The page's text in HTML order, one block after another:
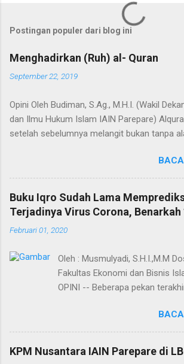
Postingan populer dari blog ini
Menghadirkan (Ruh) al- Quran
September 22, 2019
Opini Oleh Budiman, S.Ag., M.H.I. (Wakil
dan Ilmu Hukum Islam IAIN Parepare)
setelah sebelumnya melangit bukan tanpa
hudan (panduan) bagi segenap manusia
kehidupannya. Selain itu, Alquran adalah
(cahaya). Kedua terma ini menunjuk pada
Alquran yang dapat bermakna "cahaya" yang
langit, hati, bahkan semesta. Agaknya tidak
dinyatakan bahwa proses penyebarluasan
Mekah ke Yatsrib. Itu sebabnya ketika
Baginda Nabi mengubah nama Yatsrib
Munawwarah (kota/peradaban yg
"transmisi cahaya" yang secara kasat mata
itu telah rampung tatkala berakhirnya
adanya u...
Buku Iqro Sudah Lama
Terjadinya Virus Corona, Benarkah
Februari 01, 2020
Oleh : Musmulyadi, S.H.I.,M.M
Fakultas Ekonomi dan Bisnis
OPINI -- Beberapa pekan
menyebar dan mampu
Persentase kematian
sangat tinggi dan berbahaya
menjelajah di berbagai negara.
KPM Nusantara IAIN Parepare di